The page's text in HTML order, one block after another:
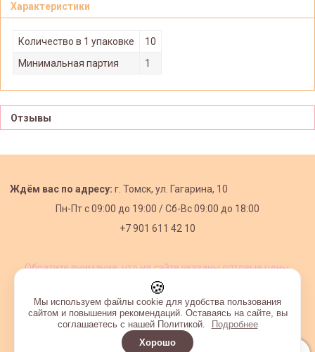
Характеристики
Количество в 1 упаковке
10
Минимальная партия
1
Отзывы
Ждём вас по адресу: г. Томск, ул. Гагарина, 10
Пн-Пт с09:00 до 19:00 /Сб-Вс 09:00 до 18:00
+7 901 611 42 10
Обратите внимание, что на сайте указаны оптовые цены,
🍪
Мы используем файлы cookie для удобства пользования
сайтом и повышения рекомендаций. Оставаясь на сайте, вы
соглашаетесь с нашей Политикой.
Подробнее
Хорошо